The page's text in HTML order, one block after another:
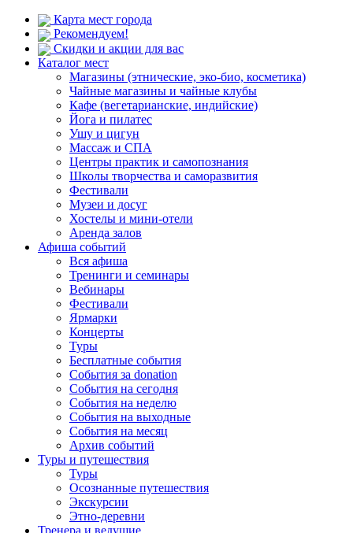
Карта мест города
Рекомендуем!
Скидки и акции для вас
Каталог мест
Магазины (этнические, эко-био, косметика)
Чайные магазины и чайные клубы
Кафе (вегетарианские, индийские)
Йога и пилатес
Ушу и цигун
Массаж и СПА
Центры практик и самопознания
Школы творчества и саморазвития
Фестивали
Музеи и досуг
Хостелы и мини-отели
Аренда залов
Афиша событий
Вся афиша
Тренинги и семинары
Вебинары
Фестивали
Ярмарки
Концерты
Туры
Бесплатные события
События за donation
События на сегодня
События на неделю
События на выходные
События на месяц
Архив событий
Туры и путешествия
Туры
Осознанные путешествия
Экскурсии
Этно-деревни
Тренера и ведущие